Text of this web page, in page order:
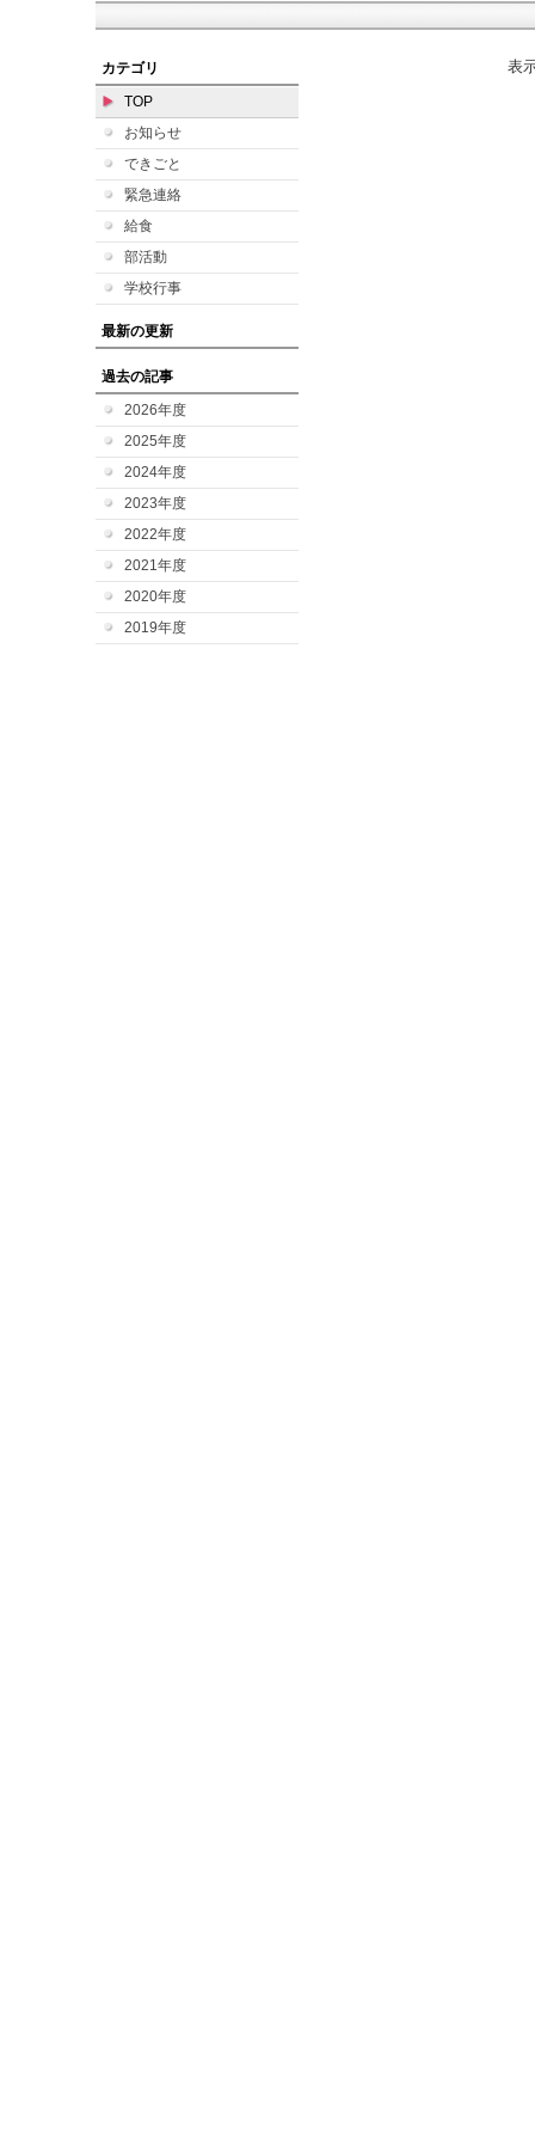
カテゴリ
TOP
お知らせ
できごと
緊急連絡
給食
部活動
学校行事
最新の更新
過去の記事
2026年度
2025年度
2024年度
2023年度
2022年度
2021年度
2020年度
2019年度
表